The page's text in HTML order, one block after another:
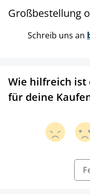
Großbestellung
Schreib uns an
Wie hilfreich ist
für deine